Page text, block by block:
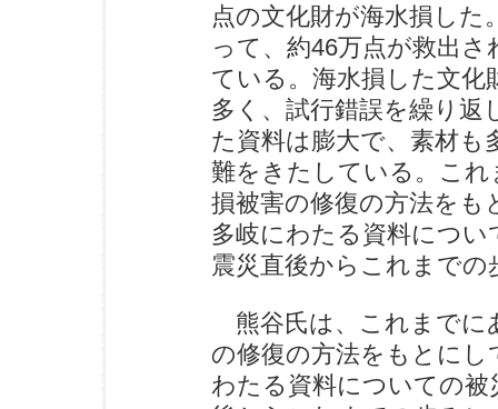
点の文化財が海水損し
って、約46万点が救出
ている。海水損した文化
多く、試行錯誤を繰り
た資料は膨大で、素材
難をきたしている。こ
損被害の修復の方法をも
多岐にわたる資料につ
震災直後からこれまで
熊谷氏は、これまでに
の修復の方法をもとにし
わたる資料についての被